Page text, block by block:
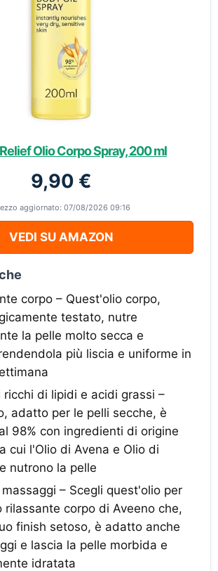
Olio Corpo Spray, 200 ml
9,90 €
aggiornato: 07/08/2026 09:16
VEDI SU AMAZON
corpo – Quest'olio corpo,
testato, nutre
la pelle molto secca e
più liscia e uniforme in
ricchi di lipidi e acidi grassi –
adatto per le pelli secche, è
98% con ingredienti di origine
cui l'Olio di Avena e Olio di
nutrono la pelle
– Scegli quest'olio per
rilassante corpo di Aveeno che,
finish setoso, è adatto anche
e lascia la pelle morbida e
idratata